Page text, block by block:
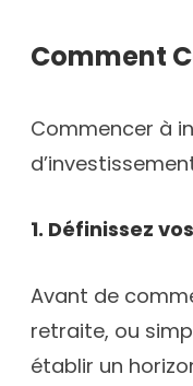
Comment
Commencer à
1. Définissez
Avant de
retraite, ou
établir un